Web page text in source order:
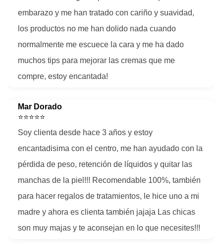
embarazo y me han tratado con cariño y suavidad,
los productos no me han dolido nada cuando
normalmente me escuece la cara y me ha dado
muchos tips para mejorar las cremas que me
compre, estoy encantada!
Mar Dorado
⭐⭐⭐⭐⭐
Soy clienta desde hace 3 años y estoy
encantadisima con el centro, me han ayudado con la
pérdida de peso, retención de líquidos y quitar las
manchas de la piel!!! Recomendable 100%, también
para hacer regalos de tratamientos, le hice uno a mi
madre y ahora es clienta también jajaja Las chicas
son muy majas y te aconsejan en lo que necesites!!!